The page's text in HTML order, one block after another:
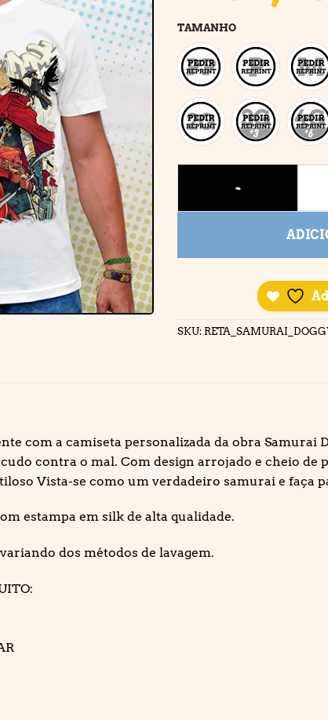
TAMANHO
SKU:
com a camiseta personalizada da obra Samurai
contra o mal. Com design arrojado e cheio de
Vista-se como um verdadeiro samurai e faça
estampa em silk de alta qualidade.
dos métodos de lavagem.